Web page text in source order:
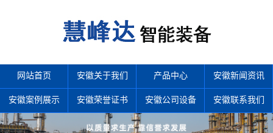
网站首页 安徽关于我们 产品中心 安徽新闻资讯
安徽案例展示 安徽荣誉证书 安徽公司设备 安徽联系我们